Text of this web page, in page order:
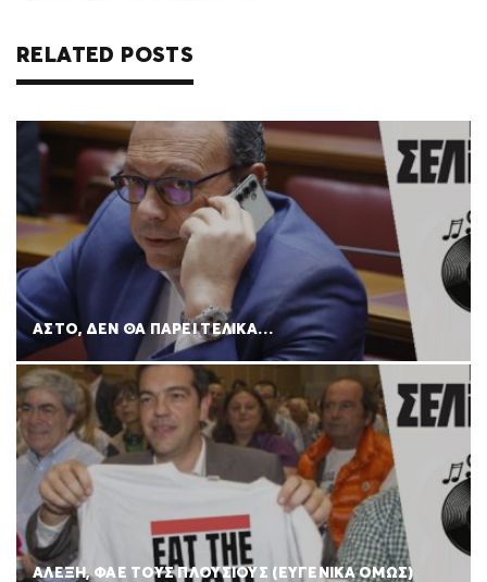
RELATED POSTS
ΑΣΤΟ, ΔΕΝ ΘΑ ΠΑΡΕΙ ΤΕΛΙΚΑ…
ΑΛΕΞΗ, ΦΑΕ ΤΟΥΣ ΠΛΟΥΣΙΟΥΣ (ΕΥΓΕΝΙΚΑ ΟΜΩΣ)